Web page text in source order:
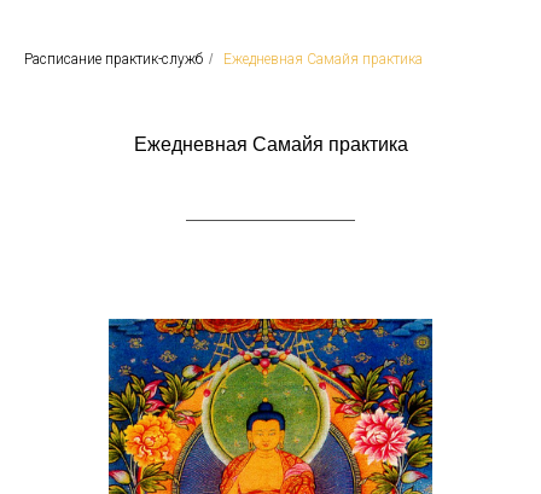
Расписание практик-служб / Ежедневная Самайя практика
Ежедневная Самайя практика